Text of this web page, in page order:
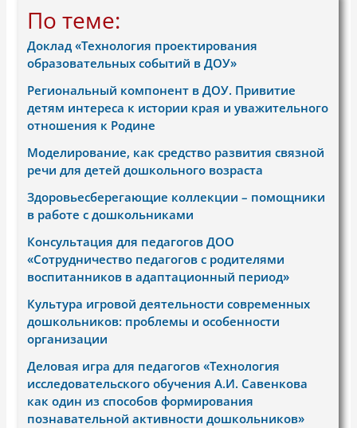
По теме:
Доклад «Технология проектирования
образовательных событий в ДОУ»
Региональный компонент в ДОУ. Привитие
детям интереса к истории края и уважительного
отношения к Родине
Моделирование, как средство развития связной
речи для детей дошкольного возраста
Здоровьесберегающие коллекции – помощники
в работе с дошкольниками
Консультация для педагогов ДОО
«Сотрудничество педагогов с родителями
воспитанников в адаптационный период»
Культура игровой деятельности современных
дошкольников: проблемы и особенности
организации
Деловая игра для педагогов «Технология
исследовательского обучения А.И. Савенкова
как один из способов формирования
познавательной активности дошкольников»